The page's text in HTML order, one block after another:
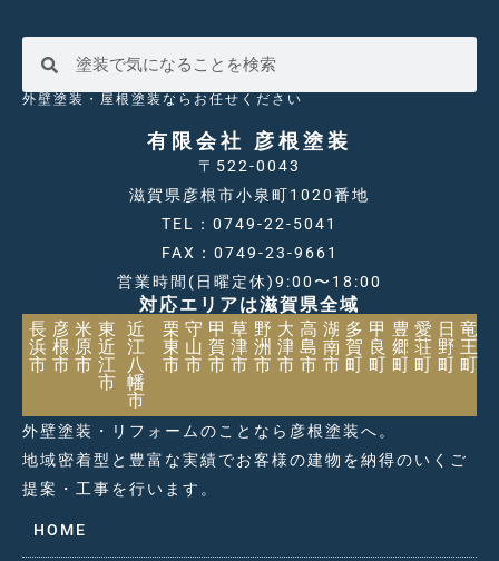
外壁塗装・屋根塗装ならお任せください
有限会社 彦根塗装
〒522-0043
滋賀県彦根市小泉町1020番地
TEL：0749-22-5041
FAX：0749-23-9661
営業時間(日曜定休)9:00〜18:00
対応エリアは滋賀県全域
長
浜
市
彦
根
市
米
原
市
東
近
江
市
近
江
八
幡
市
栗
東
市
守
山
市
甲
賀
市
草
津
市
野
洲
市
大
津
市
高
島
市
湖
南
市
多
賀
町
甲
良
町
豊
郷
町
愛
荘
町
日
野
町
竜
王
町
外壁塗装・リフォームのことなら彦根塗装へ。
地域密着型と豊富な実績でお客様の建物を納得のいくご
提案・工事を行います。
HOME